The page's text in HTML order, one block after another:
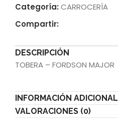
Categoría: CARROCERÍA
Compartir:
DESCRIPCIÓN
TOBERA – FORDSON MAJOR
INFORMACIÓN ADICIONAL
VALORACIONES (0)